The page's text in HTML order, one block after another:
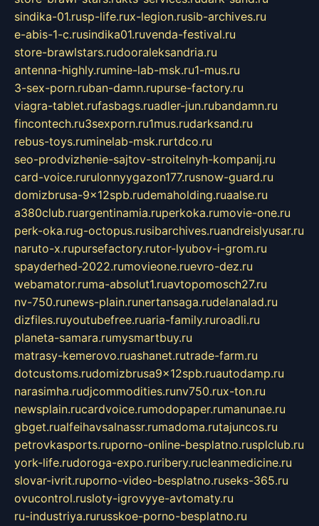
sindika-01.rusp-life.rux-legion.rusib-archives.ru
e-abis-1-c.rusindika01.ruvenda-festival.ru
store-brawlstars.rudooraleksandria.ru
antenna-highly.rumine-lab-msk.ru1-mus.ru
3-sex-porn.ruban-damn.rupurse-factory.ru
viagra-tablet.rufasbags.ruadler-jun.rubandamn.ru
fincontech.ru3sexporn.ru1mus.rudarksand.ru
rebus-toys.ruminelab-msk.rurtdco.ru
seo-prodvizhenie-sajtov-stroitelnyh-kompanij.ru
card-voice.rurulonnyygazon177.rusnow-guard.ru
domizbrusa-9x12spb.rudemaholding.ruaalse.ru
a380club.ruargentinamia.ruperkoka.rumovie-one.ru
perk-oka.rug-octopus.rusibarchives.ruandreislyusar.ru
naruto-x.rupursefactory.rutor-lyubov-i-grom.ru
spayderhed-2022.rumovieone.ruevro-dez.ru
webamator.ruma-absolut1.ruavtopomosch27.ru
nv-750.runews-plain.runertansaga.rudelanalad.ru
dizfiles.ruyoutubefree.ruaria-family.ruroadli.ru
planeta-samara.rumysmartbuy.ru
matrasy-kemerovo.ruashanet.rutrade-farm.ru
dotcustoms.rudomizbrusa9x12spb.ruautodamp.ru
narasimha.rudjcommodities.runv750.rux-ton.ru
newsplain.rucardvoice.rumodopaper.rumanunae.ru
gbget.rualfeihavsalnassr.rumadoma.rutajuncos.ru
petrovkasports.ruporno-online-besplatno.rusplclub.ru
york-life.rudoroga-expo.ruribery.rucleanmedicine.ru
slovar-ivrit.ruporno-video-besplatno.ruseks-365.ru
ovucontrol.rusloty-igrovyye-avtomaty.ru
ru-industriya.rurusskoe-porno-besplatno.ru